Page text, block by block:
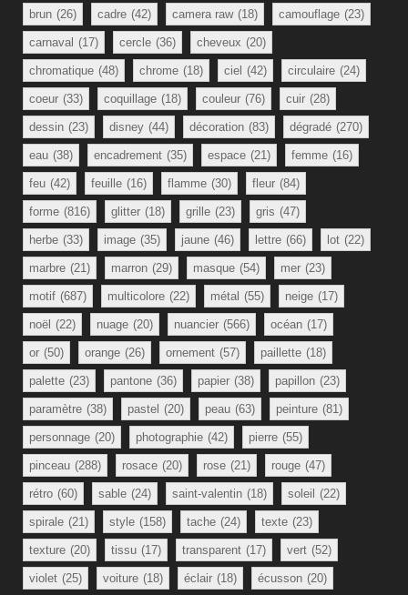
brun (26) cadre (42) camera raw (18) camouflage (23)
carnaval (17) cercle (36) cheveux (20)
chromatique (48) chrome (18) ciel (42) circulaire (24)
coeur (33) coquillage (18) couleur (76) cuir (28)
dessin (23) disney (44) décoration (83) dégradé (270)
eau (38) encadrement (35) espace (21) femme (16)
feu (42) feuille (16) flamme (30) fleur (84)
forme (816) glitter (18) grille (23) gris (47)
herbe (33) image (35) jaune (46) lettre (66) lot (22)
marbre (21) marron (29) masque (54) mer (23)
motif (687) multicolore (22) métal (55) neige (17)
noël (22) nuage (20) nuancier (566) océan (17)
or (50) orange (26) ornement (57) paillette (18)
palette (23) pantone (36) papier (38) papillon (23)
paramètre (38) pastel (20) peau (63) peinture (81)
personnage (20) photographie (42) pierre (55)
pinceau (288) rosace (20) rose (21) rouge (47)
rétro (60) sable (24) saint-valentin (18) soleil (22)
spirale (21) style (158) tache (24) texte (23)
texture (20) tissu (17) transparent (17) vert (52)
violet (25) voiture (18) éclair (18) écusson (20)